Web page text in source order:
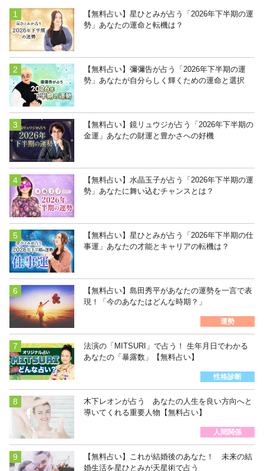
【無料占い】星ひとみが占う「2026年下半期の運
勢」あなたの運命と転機は？
【無料占い】彌彌告が占う「2026年下半期の運
勢」あなたが自分らしく輝くための運命と選択
【無料占い】鏡リュウジが占う「2026年下半期の
金運」あなたの財運と豊かさへの好機
【無料占い】水晶玉子が占う「2026年下半期の運
勢」あなたに舞い込むチャンスとは？
【無料占い】星ひとみが占う「2026年下半期の仕
事運」あなたの才能とキャリアの転機は？
【無料占い】島田秀平があなたの運勢を一言で表
現！「今のあなたはどんな時期？」
運勢
法演の「MITSURI」で占う！ 生年月日でわかる
あなたの「暴露数」【無料占い】
性格診断
木下レオンが占う あなたの人生を良い方向へと
導いてくれる重要人物【無料占い】
人間関係
【無料占い】これが結婚後のあなた！ 未来の結
婚生活を星ひとみが天星術で占う